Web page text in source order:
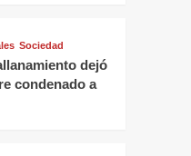
Sociedad
dejó
condenado a